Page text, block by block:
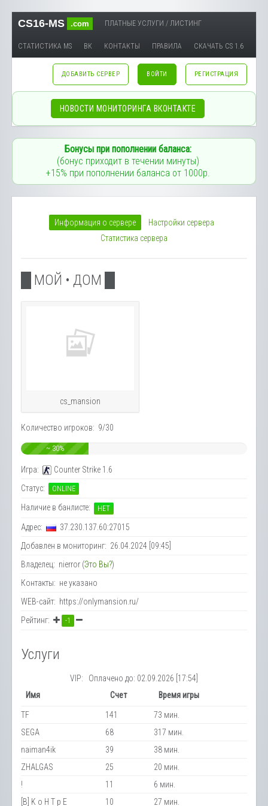
CS16-MS .com ПЛАТНЫЕ УСЛУГИ / ЛИСТИНГ
СТАТИСТИКА MS ВК КОНТАКТЫ ПРАВИЛА СКАЧАТЬ CS 1.6
ДОБАВИТЬ СЕРВЕР ВОЙТИ РЕГИСТРАЦИЯ
НОВОСТИ МОНИТОРИНГА ВКОНТАКТЕ
Бонусы при пополнении баланса:
(бонус приходит в течении минуты)
+15% при пополнении баланса от 1000р.
Информация о сервере
Настройки сервера
Статистика сервера
█ МОЙ • ДОМ █
cs_mansion
Количество игроков: 9/30
~ 30%
Игра:
Counter Strike 1.6
Статус:
ONLINE
Наличие в банлисте: НЕТ
Адрес:
37.230.137.60:27015
Добавлен в мониторинг: 26.04.2024 [09:45]
Владелец: nierror (Это Вы?)
Контакты: не указано
WEB-сайт: https://onlymansion.ru/
Рейтинг:
-1
Услуги
VIP: Оплачено до: 02.09.2026 [17:54]
Имя
Счет Время игры
TF 141
73 мин.
SEGA
68
317 мин.
naiman4ik
39
38 мин.
ZHALGAS
25
20 мин.
!
11
6 мин.
[B] K o H T p E
10 27 мин.